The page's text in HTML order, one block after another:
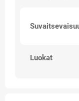
Luokat